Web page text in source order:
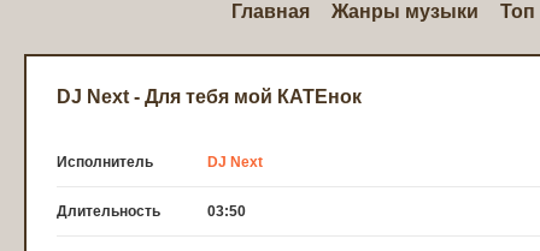
Главная Жанры музыки Топ
DJ Next - Для тебя мой КАТЕнок
Исполнитель DJ Next
Длительность 03:50